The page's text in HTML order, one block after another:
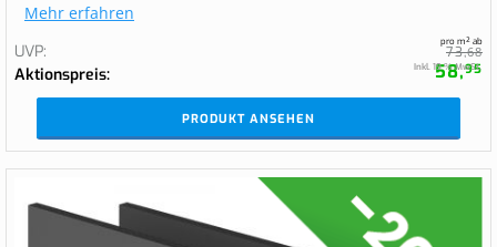
Mehr erfahren
UVP
73,68
Aktionspreis
pro m² ab
58,95
Inkl. 19 % MwSt.
PRODUKT ANSEHEN